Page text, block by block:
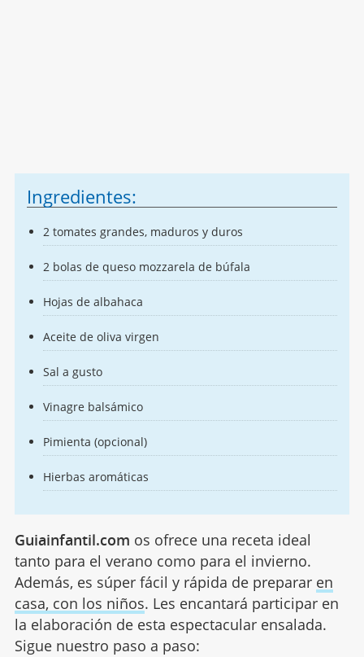
Ingredientes:
2 tomates grandes, maduros y duros
2 bolas de queso mozzarela de búfala
Hojas de albahaca
Aceite de oliva virgen
Sal a gusto
Vinagre balsámico
Pimienta (opcional)
Hierbas aromáticas
Guiainfantil.com os ofrece una receta ideal
tanto para el verano como para el invierno.
Además, es súper fácil y rápida de preparar en
casa, con los niños. Les encantará participar en
la elaboración de esta espectacular ensalada.
Sigue nuestro paso a paso: